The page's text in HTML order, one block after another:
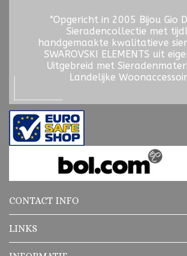
"Opgericht in 2005 Bijou Gio
Sieradencollectie met
handgemaakte kwalitatieve
SWAROVSKI ELEMENTS uit
Uitgebreid met
Landelijke
CONTACT INFO
LINKS